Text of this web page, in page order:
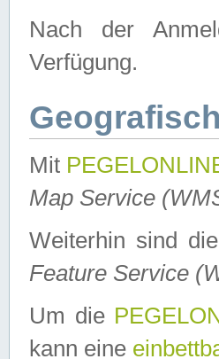
Nach der
Verfügung.
Mit
Map Service
Weiterhin sind
Feature Service
Um die
kann eine